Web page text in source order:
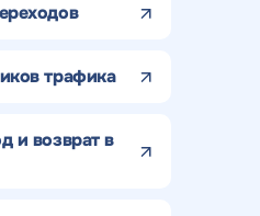
трафика
и возврат в